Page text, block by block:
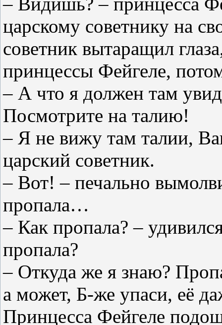
царскому советнику на
советник вытаращил
принцессы Фейгеле,
– А что я должен там
Посмотрите на талию!
– Я не вижу там талии,
царский советник.
– Вот! – печально
пропала…
– Как пропала? –
пропала?
– Откуда же я знаю?
а может, Б-же упаси, её
Принцесса Фейгеле